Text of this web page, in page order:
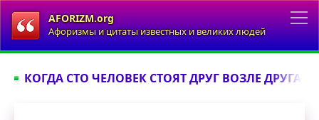
AFORIZM.org
Афоризмы и цитаты известных и великих людей
КОГДА СТО ЧЕЛОВЕК СТОЯТ ДРУГ ВОЗЛЕ ДРУГА...